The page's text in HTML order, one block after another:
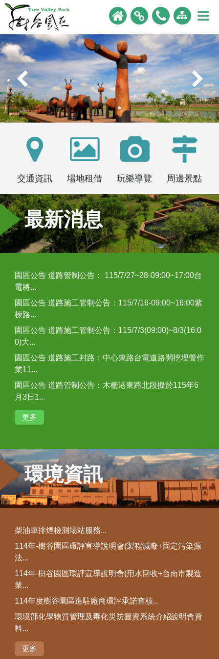
交通資訊 場地租借 玩樂導覽 周邊景點
最新消息
園區公告 道路管制公告： 115/7/27~28-09:00~17:00台
電將...
園區公告 道路施工管制公告：115/7/16-09:00~16:00紫
楝路...
園區公告 道路施工管制公告：115/7/3(09:00)~8/3(16:0
0)大...
園區公告 道路施工封路：中心東路台電道路開挖埋管作
業11...
園區公告 道路管制公告：木柵港東路北段擬於115年6
月3日1...
更多
環境資訊
柴油車排煙檢測場站服務...
114年-樹谷園區環評宣導說明會(製程減廢+固定污染源
法...
114年-樹谷園區環評宣導說明會(用水回收+台南市製造
業...
114年度樹谷園區進駐廠商環評承諾查核...
環境部化學物質管理及毒化災防圖資系統介紹說明會資
料...
更多